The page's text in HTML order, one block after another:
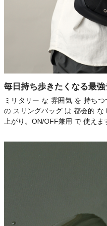
毎日持ち歩きたくなる最
ミリタリー な 雰囲気 を 持ち
の スリングバッグ は 都会的
上がり。ON/OFF兼用 で 使えま